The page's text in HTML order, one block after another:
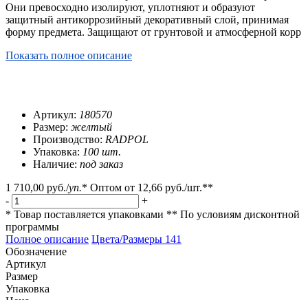
Они превосходно изолируют, уплотняют и образуют
защитный антикоррозийный декоративный слой, принимая
форму предмета. Защищают от грунтовой и атмосферной корр
Показать полное описание
Артикул: 180570
Размер: желтый
Производство: RADPOL
Упаковка: 100 шт.
Наличие: под заказ
1 710,00 руб./уп.* Оптом от 12,66 руб./шт.**
-
+
* Товар поставляется упаковками ** По условиям дисконтной
программы
Полное описание Цвета/Размеры 141
Обозначение
Артикул
Размер
Упаковка